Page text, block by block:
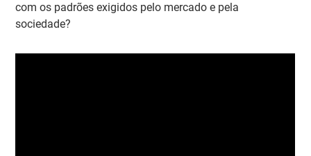
com os padrões exigidos pelo mercado e pela
sociedade?